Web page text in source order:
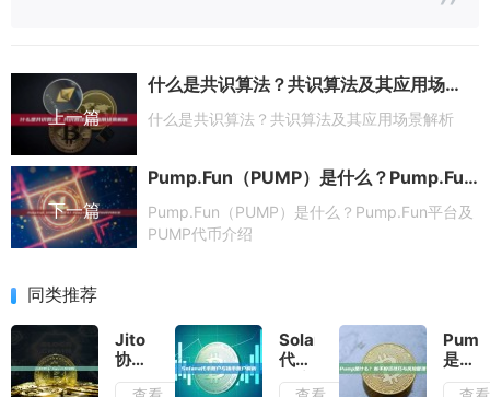
上一篇
什么是共识算法？共识算法及其应用场景解析
什么是共识算法？共识算法及其应用场景解析
下一篇
Pump.Fun（PUMP）是什么？Pump.Fun平台及PUMP代币介绍
Pump.Fun（PUMP）是什么？Pump.Fun平台及
PUMP代币介绍
同类推荐
Jito
协议
是什
Solana
代币
账户
Pump
是什
么？